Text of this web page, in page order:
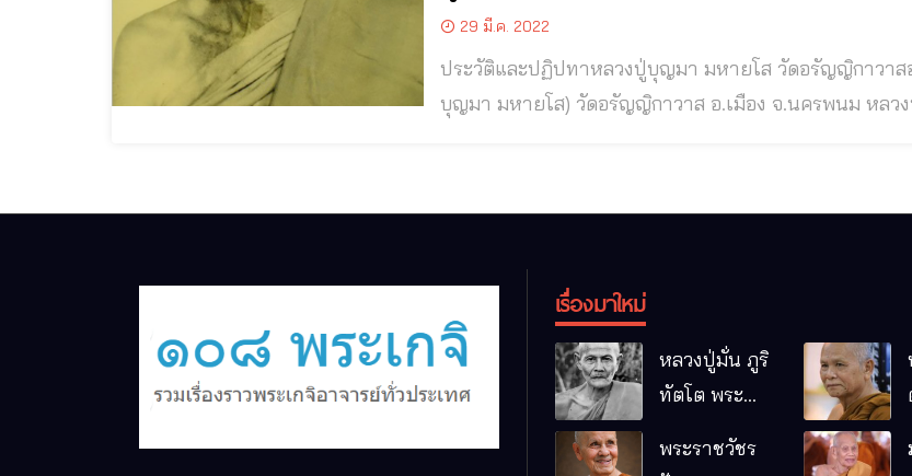
29 มี.ค. 2022
ประวัติและปฏิปทาหลวงปู่บุญมา มหายโส วัดอรัญญิกาวาสอ.เมือง จ.นครพนม พระครูไพโรจน์ปัญญาคุณ (หลวงปู่
บุญมา มหายโส) วัดอรัญญิกาวาส อ.เมือง จ.นครพนม หลวงปู่บุญมา มหายโส หรือ “พระครูไพโรจน์ปัญญาคุณ”
เรื่องมาใหม่
หลวงปู่มั่น ภูริ
ทัตโต พระ
พระราชวัชร